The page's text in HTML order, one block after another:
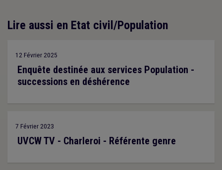
Lire aussi en Etat civil/Population
12 Février 2025
Enquête destinée aux services Population -
successions en déshérence
7 Février 2023
UVCW TV - Charleroi - Référente genre